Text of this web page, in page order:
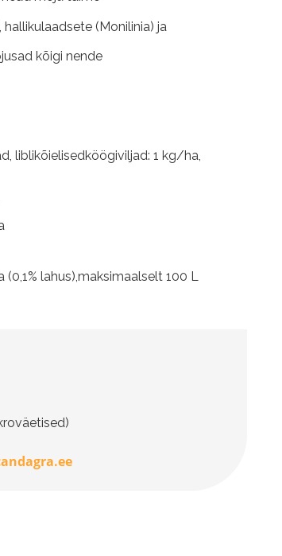
(Monilinia) ja
kõigi nende
liblikõielisedköögiviljad: 1 kg/ha,
lahus),maksimaalselt 100 L